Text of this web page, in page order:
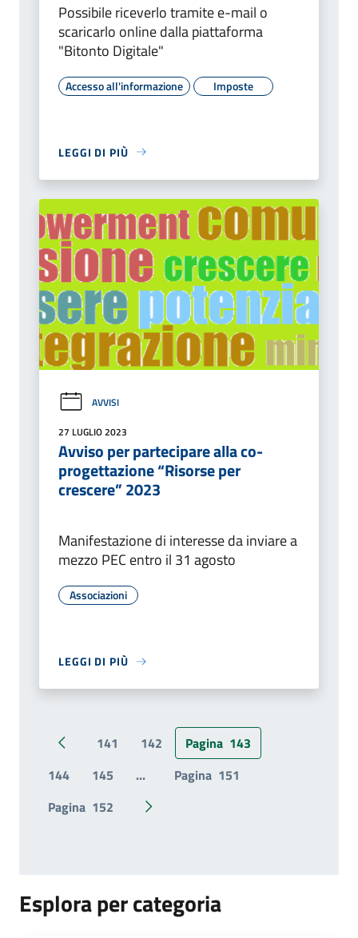
Possibile riceverlo tramite e-mail o
scaricarlo online dalla piattaforma
"Bitonto Digitale"
Accesso all'informazione Imposte
LEGGI DI PIÙ
AVVISI
27 LUGLIO 2023
Avviso per partecipare alla co-
progettazione “Risorse per
crescere” 2023
Manifestazione di interesse da inviare a
mezzo PEC entro il 31 agosto
Associazioni
LEGGI DI PIÙ
Pagina precedente
141 142 Pagina 143
144
145 ... Pagina 151
Pagina 152 Pagina successiva
Esplora per categoria